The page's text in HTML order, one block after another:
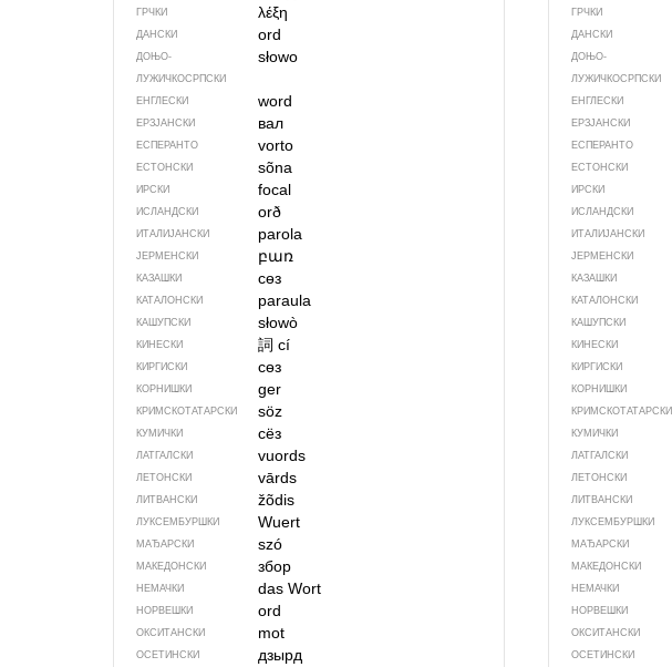
ГРЧКИ λέξη
ДАНСКИ ord
ДОЊО­
ЛУЖИЧКОСРПСКИ
słowo
ЕНГЛЕСКИ word
ЕРЗЈАНСКИ вал
ЕСПЕРАНТО vorto
ЕСТОНСКИ sõna
ИРСКИ focal
ИСЛАНДСКИ orð
ИТАЛИЈАНСКИ parola
ЈЕРМЕНСКИ բառ
КАЗАШКИ сөз
КАТАЛОНСКИ paraula
КАШУПСКИ słowò
КИНЕСКИ 詞 cí
КИРГИСКИ сөз
КОРНИШКИ ger
КРИМСКОТАТАРСКИ söz
КУМИЧКИ сёз
ЛАТГАЛСКИ vuords
ЛЕТОНСКИ vārds
ЛИТВАНСКИ žõdis
ЛУКСЕМБУРШКИ Wuert
МАЂАРСКИ szó
МАКЕДОНСКИ збор
НЕМАЧКИ das Wort
НОРВЕШКИ ord
ОКСИТАНСКИ mot
ОСЕТИНСКИ дзырд
ГРЧКИ
ДАНСКИ
ДОЊО­
ЛУЖИЧКОСРПСКИ
ЕНГЛЕСКИ
ЕРЗЈАНСКИ
ЕСПЕРАНТО
ЕСТОНСКИ
ИРСКИ
ИСЛАНДСКИ
ИТАЛИЈАНСКИ
ЈЕРМЕНСКИ
КАЗАШКИ
КАТАЛОНСКИ
КАШУПСКИ
КИНЕСКИ
КИРГИСКИ
КОРНИШКИ
КРИМСКОТАТАРСКИ
КУМИЧКИ
ЛАТГАЛСКИ
ЛЕТОНСКИ
ЛИТВАНСКИ
ЛУКСЕМБУРШКИ
МАЂАРСКИ
МАКЕДОНСКИ
НЕМАЧКИ
НОРВЕШКИ
ОКСИТАНСКИ
ОСЕТИНСКИ